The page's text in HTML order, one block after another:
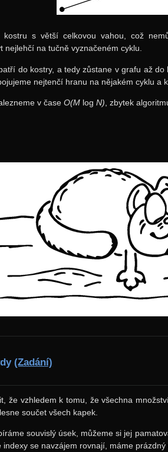
s větší celkovou vahou, což
nejlehčí na tučně vyznačeném cyklu.
do kostry, a tedy zůstane v grafu až
nejtenčí hranu na nějakém cyklu a
v časeO(M log N) , zbytek
(Zadání)
že vzhledem k tomu, že všechna
součet všech kapek.
souvislý úsek, můžeme si jej
indexy se navzájem rovnají, máme prázdný